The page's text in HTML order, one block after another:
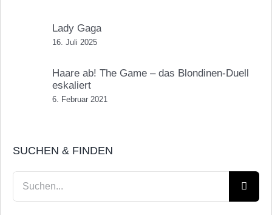
Lady Gaga
16. Juli 2025
Haare ab! The Game – das Blondinen-Duell
eskaliert
6. Februar 2021
SUCHEN & FINDEN
Suche
nach: